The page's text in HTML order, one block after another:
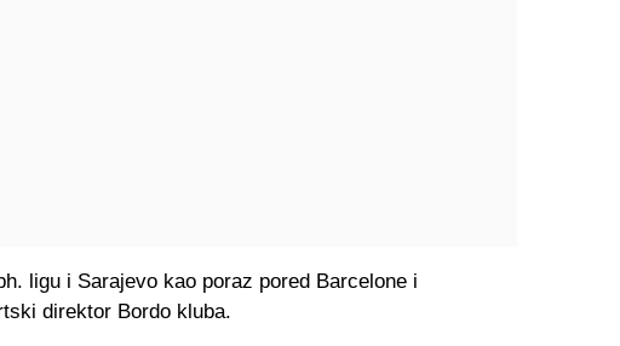
ligu i Sarajevo kao poraz pored Barcelone i
direktor Bordo kluba.